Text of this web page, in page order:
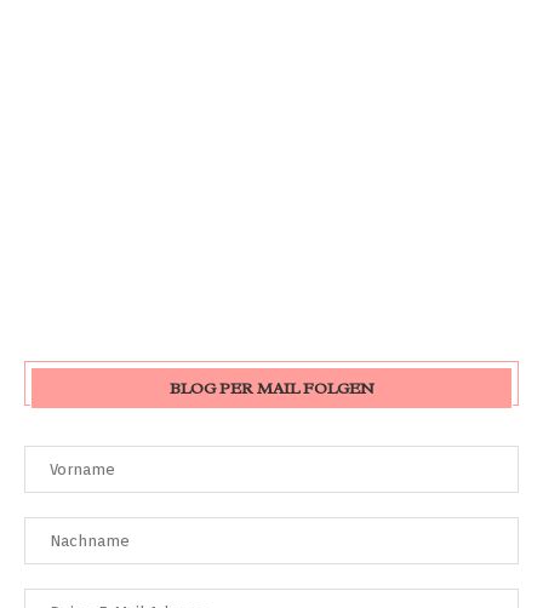
BLOG PER MAIL FOLGEN